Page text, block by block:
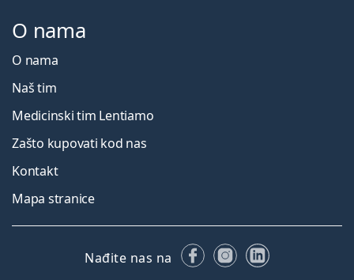
O nama
O nama
Naš tim
Medicinski tim Lentiamo
Zašto kupovati kod nas
Kontakt
Mapa stranice
Nađite nas na FacebookuInstagramu
LinkedIn